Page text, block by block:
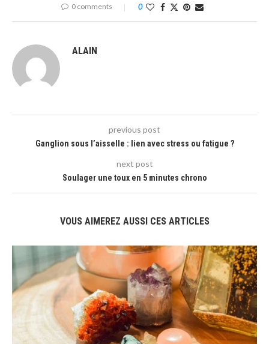
0 comments 0
ALAIN
previous post
Ganglion sous l’aisselle : lien avec stress ou fatigue ?
next post
Soulager une toux en 5 minutes chrono
VOUS AIMEREZ AUSSI CES ARTICLES